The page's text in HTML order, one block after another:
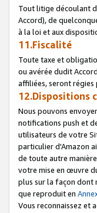
Tout litige découlant
Accord), de
à la loi et aux
11.Fiscalité
Toute taxe et
ou avérée dudit
affiliées, seront régies
12.Dispositions
Nous pouvons
notifications push et
utilisateurs de votre
particulier d'Amazon
de toute autre
votre mise en œuvre
plus sur la façon dont
que reproduit en
Vous reconnaissez et